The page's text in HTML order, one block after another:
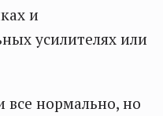
и
усилителях или
нормально, но